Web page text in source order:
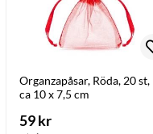
Organzapåsar, Röda, 20 st,
ca 10 x 7,5 cm
59 kr